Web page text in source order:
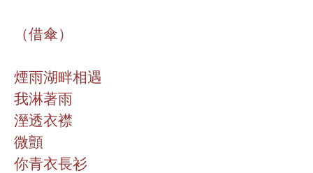
（借傘）
煙雨湖畔相遇
我淋著雨
溼透衣襟
微顫
你青衣長衫